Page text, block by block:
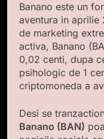
Banano este un
aventura in aprilie
de marketing
activa, Banano
0,02 centi, dupa
psihologic de 1
criptomoneda a
Desi se
Banano (BAN)